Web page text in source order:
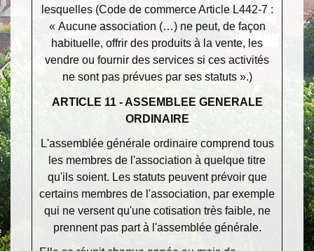
lesquelles (Code de commerce Article L442-7 :
« Aucune association (…) ne peut, de façon
habituelle, offrir des produits à la vente, les
vendre ou fournir des services si ces activités
ne sont pas prévues par ses statuts ».)
ARTICLE 11 - ASSEMBLEE GENERALE
ORDINAIRE
L'assemblée générale ordinaire comprend tous
les membres de l'association à quelque titre
qu'ils soient. Les statuts peuvent prévoir que
certains membres de l'association, par exemple
qui ne versent qu'une cotisation très faible, ne
prennent pas part à l'assemblée générale.